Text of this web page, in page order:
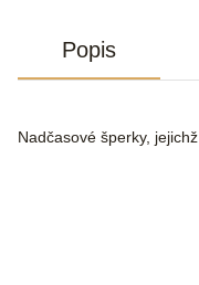
Popis
Nadčasové šperky,